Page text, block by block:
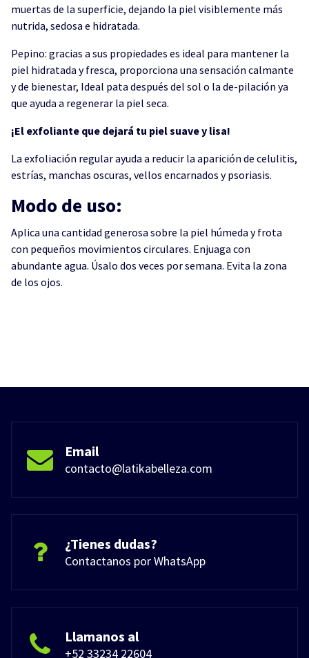
muertas de la superficie, dejando la piel visiblemente más
nutrida, sedosa e hidratada.
Pepino: gracias a sus propiedades es ideal para mantener la
piel hidratada y fresca, proporciona una sensación calmante
y de bienestar, Ideal pata después del sol o la de-pilación ya
que ayuda a regenerar la piel seca.
¡El exfoliante que dejará tu piel suave y lisa!
La exfoliación regular ayuda a reducir la aparición de celulitis,
estrías, manchas oscuras, vellos encarnados y psoriasis.
Modo de uso:
Aplica una cantidad generosa sobre la piel húmeda y frota
con pequeños movimientos circulares. Enjuaga con
abundante agua. Úsalo dos veces por semana. Evita la zona
de los ojos.
Email
contacto@latikabelleza.com
¿Tienes dudas?
Contactanos por WhatsApp
Llamanos al
+52 33234 22604